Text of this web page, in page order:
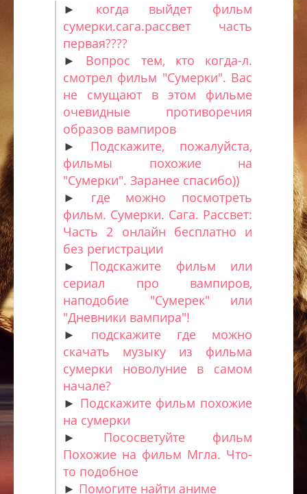
► когда выйдет фильм
сумерки.сага.рассвет часть
первая????
► Вопрос тем, кто когда-л.
смотрел фильм "Сумерки". Вас
не смущают в этом фильме
очевидные противоречия
образов вампиров
► Подскажите, пожалуйста,
фильмы похожие на
"Сумерки". Заранее спасибо))
► где можно посмотреть
фильм. Сумерки. Сага. Рассвет:
Часть 2 онлайн бесплатно и
без регистрации
► Подскажите фильм или
сериал про вампиров,
наподобие "Сумерек" или
"Дневники вампира"!
► подскажите где можно
скачать музыку из фильма
сумерки новолуние в самом
начале?
► Подскажите фильм похожие
на сумерки
► Пососветуйте фильм
Похожие на фильм Мгла. Что-
то подобное
► Помогите найти аниме